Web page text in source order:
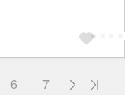
6 7